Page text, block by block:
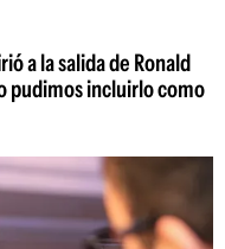
a la salida de Ronald
pudimos incluirlo como